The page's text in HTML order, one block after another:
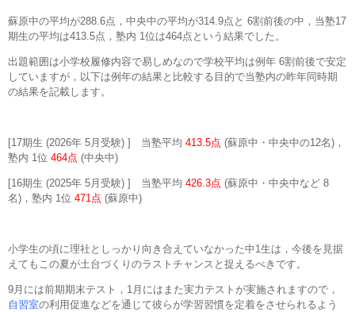
蘇原中の平均が288.6点，中央中の平均が314.9点と 6割前後の中，当塾17
期生の平均は413.5点，塾内 1位は464点という結果でした。
出題範囲は小学校履修内容で易しめなので学校平均は例年 6割前後で安定
していますが，以下は例年の結果と比較する目的で当塾内の昨年同時期
の結果を記載します。
[17期生 (2026年 5月受験) ] 当塾平均 413.5点 (蘇原中・中央中の12名)，
塾内 1位 464点 (中央中)
[16期生 (2025年 5月受験) ] 当塾平均 426.3点 (蘇原中・中央中など 8
名)，塾内 1位 471点 (蘇原中)
小学生の頃に理社としっかり向き合えていなかった中1生は，今後を見据
えてもこの夏が土台づくりのラストチャンスと捉えるべきです。
9月には前期期末テスト，1月にはまた実力テストが実施されますので，
自習室の利用促進などを通じて彼らが学習習慣を定着をさせられるよう